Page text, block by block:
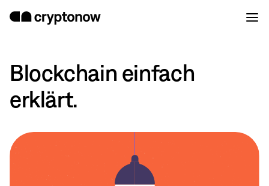
Blockchain einfach
erklärt.